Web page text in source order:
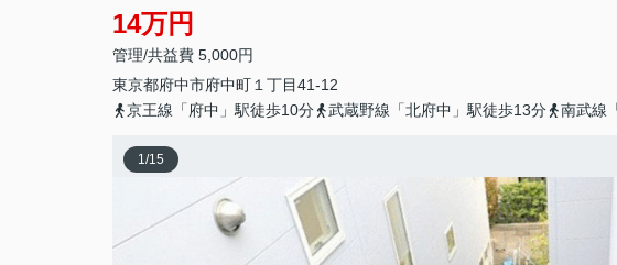
14万円
管理/共益費 5,000円
東京都府中市府中町 １丁目41-12
京王線「府中」駅徒歩10分
武蔵野線「北府中」駅徒歩13分 南武線
1/15